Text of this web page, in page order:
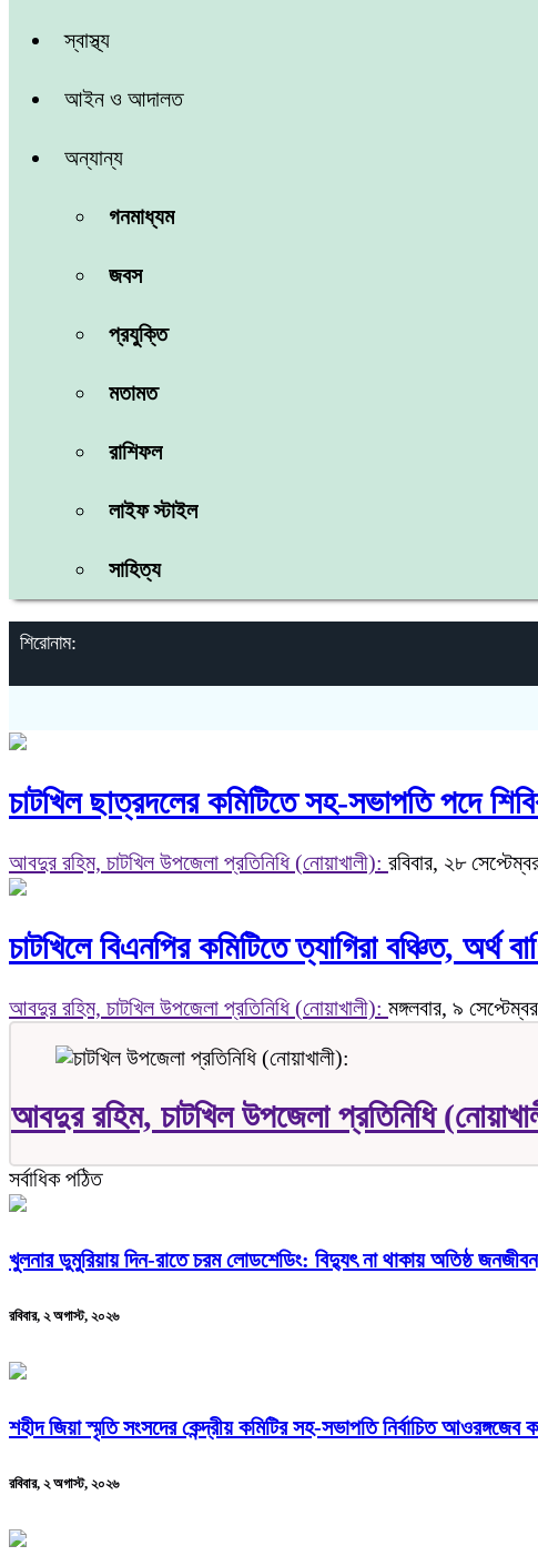
স্বাস্থ্য
আইন ও আদালত
অন্যান্য
গনমাধ্যম
জবস
প্রযুক্তি
মতামত
রাশিফল
লাইফ স্টাইল
সাহিত্য
শিরোনাম:
চাটখিল ছাত্রদলের কমিটিতে সহ-সভাপতি পদে
আবদুর রহিম, চাটখিল উপজেলা প্রতিনিধি (নোয়াখালী): রবিবার, ২৮
চাটখিলে বিএনপির কমিটিতে ত্যাগিরা বঞ্চিত,
আবদুর রহিম, চাটখিল উপজেলা প্রতিনিধি (নোয়াখালী): মঙ্গলবার, ৯
আবদুর রহিম, চাটখিল উপজেলা প্রতিনিধি
সর্বাধিক পঠিত
খুলনার ডুমুরিয়ায় দিন-রাতে চরম লোডশেডিং: বিদ্যুৎ না থাকায় অতিষ্ঠ
রবিবার, ২ অগাস্ট, ২০২৬
শহীদ জিয়া স্মৃতি সংসদের কেন্দ্রীয় কমিটির সহ-সভাপতি নির্বাচিত আওরঙ্গজেব
রবিবার, ২ অগাস্ট, ২০২৬